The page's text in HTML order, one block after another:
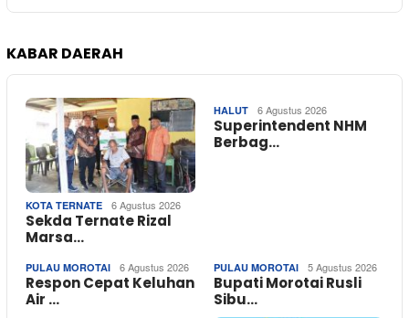
KABAR DAERAH
KOTA TERNATE 6 Agustus 2026
Sekda Ternate Rizal
Marsa…
HALUT 6 Agustus 2026
Superintendent NHM
Berbag…
PULAU MOROTAI 6 Agustus 2026
Respon Cepat Keluhan
Air …
PULAU MOROTAI 5 Agustus 2026
Bupati Morotai Rusli
Sibu…